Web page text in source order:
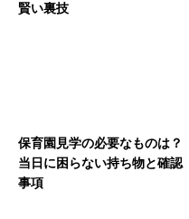
賢い裏技
保育園見学の必要なものは？
当日に困らない持ち物と確認
事項